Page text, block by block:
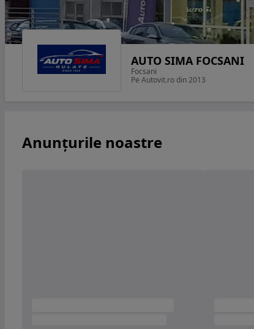
AUTO SIMA FOCSANI
Focsani
Pe Autovit.ro din 2013
Anunțurile noastre